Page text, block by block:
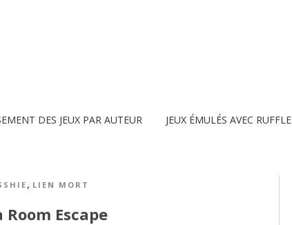
DES JEUX PAR AUTEUR JEUX ÉMULÉS AVEC RUFFLE
, LIEN MORT
Escape